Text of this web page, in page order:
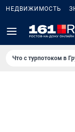
НЕДВИЖИМОСТЬ
Что с турпотоком в